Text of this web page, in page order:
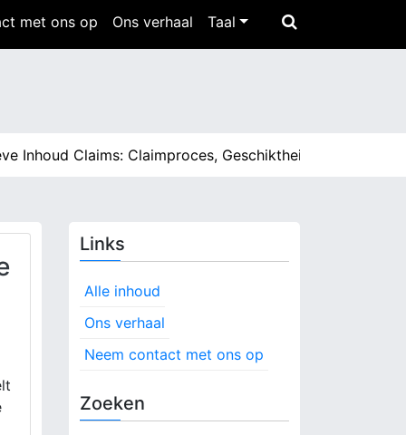
met ons op Ons verhaal Taal
Claims: Claimproces, Geschiktheid, Inhoudstypen |
Links
Alle inhoud
Ons verhaal
Neem contact met ons op
Zoeken